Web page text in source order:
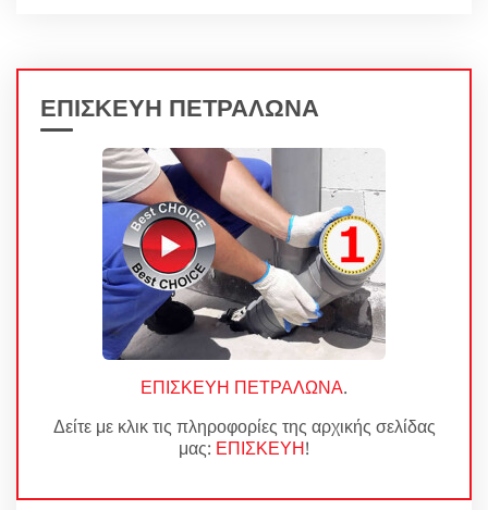
ΕΠΙΣΚΕΥΗ ΠΕΤΡΑΛΩΝΑ
ΕΠΙΣΚΕΥΗ ΠΕΤΡΑΛΩΝΑ.
Δείτε με κλικ τις πληροφορίες της αρχικής σελίδας
μας: ΕΠΙΣΚΕΥΗ!